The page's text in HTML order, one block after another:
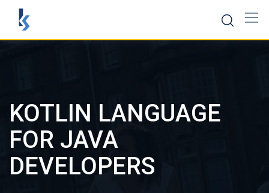
Скокни
содржината
KOTLIN LANGUAGE
FOR JAVA
DEVELOPERS